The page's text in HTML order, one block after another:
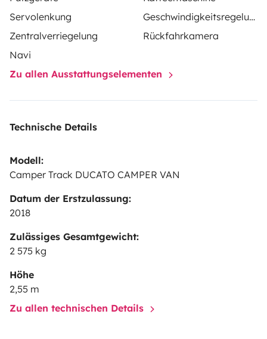
Servolenkung
Geschwindigkeitsregelung
Zentralverriegelung
Rückfahrkamera
Navi
Zu allen Ausstattungselementen
Technische Details
Modell:
Camper Track DUCATO CAMPER VAN
Datum der Erstzulassung:
2018
Zulässiges Gesamtgewicht:
2 575 kg
Höhe
2,55 m
Zu allen technischen Details